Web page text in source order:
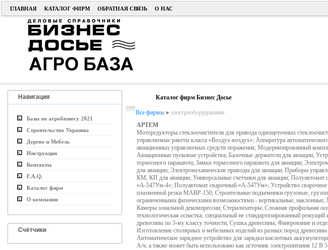
ГЛАВНАЯ КАТАЛОГ ФИРМ ОБРАТНАЯ СВЯЗЬ О НАС
Навигация
Базы по агробизнесу 2021
Строительство Украины
Дерево и Мебель
Инструкция
Контакты
F.A.Q.
Каталог фирм
О компании
Счётчики
Каталог фирм Бизнес Досье
Все фирмы» электрооборудование
АРТЕМ
Моторедукторы стеклоочистителя для привода однощеточных
управляемые ракеты класса «Воздух-воздух»; Аппаратура
авиационных управляемых средств поражения; Модернизированный
Авиационные пусковые устройства; Балочные держатели для авиации;
тормозного парашюта; Замки тормозного парашюта для авиации;
для авиации; Электромеханические приводы для авиации; Приборы
КМ, КП для авиации; Универсальные счетчики для авиации;
«А-547Ум-4»; Полуавтомат сварочный «А-547Ум»; Устройство
плазменной резки MABP-150; Строительные подъемники грузовые,
ограниченными физическими возможностями - вертикальные,
Камеры зональной декомпрессии; Стерилизаторы; Сложная профильная
технологическая оснастка, специальный не стандартизированный
древесины по 3-му классу точности; Сушка древесины; Фанерование и
Изготовление столярных и мебельных изделий из разных пород
Автоматическое зарядное устройство для зарядки кислотных
А/ч, а также может быть использовано как источник электропитания 12 В